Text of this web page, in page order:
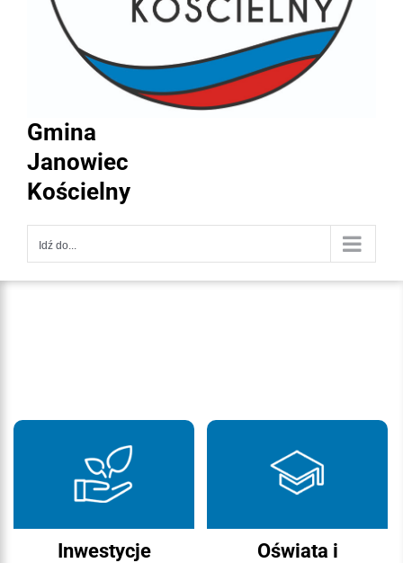
Gmina
Janowiec
Kościelny
Idź do...
Inwestycje
Oświata i